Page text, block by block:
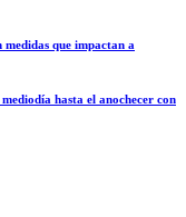
que impactan a
hasta el anochecer con